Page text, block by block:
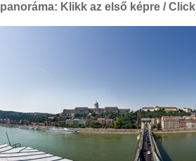
Klikk az első képre /